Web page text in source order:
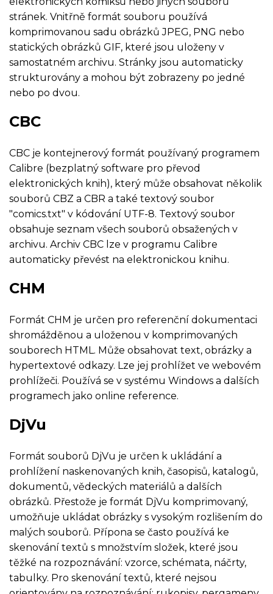
stránek. Vnitřně formát souboru používá
komprimovanou sadu obrázků JPEG, PNG nebo
statických obrázků GIF, které jsou uloženy v
samostatném archivu. Stránky jsou automaticky
strukturovány a mohou být zobrazeny po jedné
nebo po dvou.
CBC
CBC je kontejnerový formát používaný programem
Calibre (bezplatný software pro převod
elektronických knih), který může obsahovat několik
souborů CBZ a CBR a také textový soubor
"comics.txt" v kódování UTF-8. Textový soubor
obsahuje seznam všech souborů obsažených v
archivu. Archiv CBC lze v programu Calibre
automaticky převést na elektronickou knihu.
CHM
Formát CHM je určen pro referenční dokumentaci
shromážděnou a uloženou v komprimovaných
souborech HTML. Může obsahovat text, obrázky a
hypertextové odkazy. Lze jej prohlížet ve webovém
prohlížeči. Používá se v systému Windows a dalších
programech jako online reference.
DjVu
Formát souborů DjVu je určen k ukládání a
prohlížení naskenovaných knih, časopisů, katalogů,
dokumentů, vědeckých materiálů a dalších
obrázků. Přestože je formát DjVu komprimovaný,
umožňuje ukládat obrázky s vysokým rozlišením do
malých souborů. Přípona se často používá ke
skenování textů s množstvím složek, které jsou
těžké na rozpoznávání: vzorce, schémata, náčrty,
tabulky. Pro skenování textů, které nejsou